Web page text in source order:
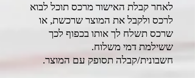
לאחר קבלת האישור מרכס תוכל לבוא
לרכס ולקבל את המוצר שרכשת, או
שרכס תשלח לך אותו בכפוף לכך
ששילמת דמי משלוח.
חשבונית/קבלה תסופק עם המוצר.